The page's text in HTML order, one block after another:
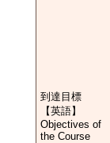
到達目標
【英語】
Objectives of
the Course